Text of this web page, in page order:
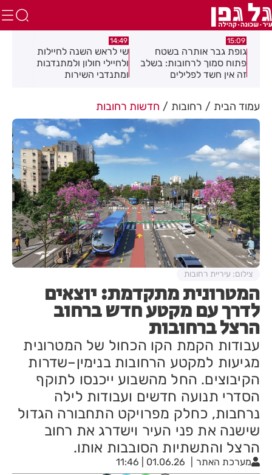
15:09
גופת גבר אותרה בשטח
פתוח סמוך לרחובות: בשלב
זה אין חשד לפלילים
14:49
שי לראש השנה לחיילות
ולחיילי חולון ולמתנדבות
ומתנדבי השירות
עמוד הבית רחובות חדשות רחובות
המטרונית מתקדמת: יוצאים
לדרך עם מקטע חדש ברחוב
הרצל ברחובות
עבודות הקמת הקו הכחול של המטרונית
מגיעות למקטע הרחובות בנימין–שדרות
הקיבוצים. החל מהשבוע ייכנסו לתוקף
הסדרי תנועה חדשים ועבודות לילה
נרחבות, כחלק מפרויקט התחבורה הגדול
שישנה את פני העיר וישדרג את רחוב
הרצל והתשתיות הסובבות אותו.
מערכת האתר 01.06.26 | 11:46
צילום: עיריית רחובות